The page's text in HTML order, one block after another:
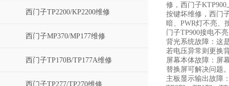
西门子TP2200/KP2200维修
西门子MP370/MP177维修
西门子TP170B/TP177A维修
西门子TP277/TP270维修
修，西门子
按键坏维修，西门
暗、PWR灯不亮、
门子TP900接电不
背光系统故障‌：这
若电压异常则更换
屏幕本体故障‌：屏
替换屏可解决问题
主板显示输出故障